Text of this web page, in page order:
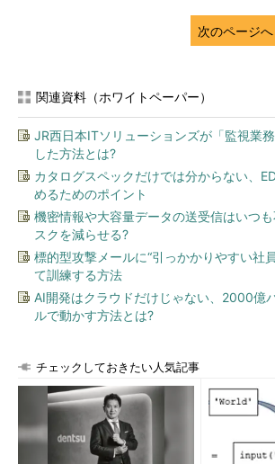
ただし、この操作は当該の接続に限定した
永続的な変更をする場合、また、SETコマン
ALTER SYSTEMコマンドと
従来、クライアントからSQLで一時的な設
ったのと対比して、PostgreSQL 9.4では、
うコマンドが追加され、永続的な設定変更を
行できるようになりました。ALTER
ベース管理者ユーザーで接続して使います。
ポラリバッファーサイズを80Mバイトに変更
$ psql -U postgres db1
db1=# ALTER SYSTEM SET temp_buffers TO
postgresql.auto.confというファイルに指定
れます。このファイル内容は、
ている設定内容を上書きする ものとして、
次のページへ
関連資料（ホワイトペーパー）
JR西日本ITソリューションズが「監視業
した方法とは?
カタログスペックだけでは分からない、
めるためのポイント
機密情報や大容量データの送受信はいつ
スクを減らせる?
標的型攻撃メールに“引っかかりやすい社
て訓練する方法
AI開発はクラウドだけじゃない、2000億
ルで動かす方法とは?
チェックしておきたい人気記事